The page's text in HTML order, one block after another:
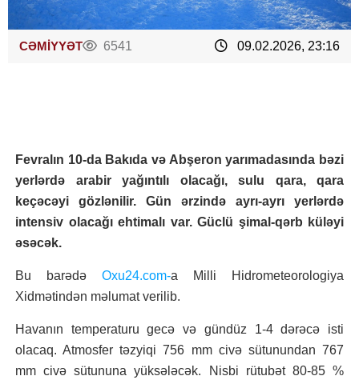
CƏMİYYƏT 6541 09.02.2026, 23:16
Fevralın 10-da Bakıda və Abşeron yarımadasında bəzi
yerlərdə arabir yağıntılı olacağı, sulu qara, qara
keçəcəyi gözlənilir. Gün ərzində ayrı-ayrı yerlərdə
intensiv olacağı ehtimalı var. Güclü şimal-qərb küləyi
əsəcək.
Bu barədə Oxu24.com-a Milli Hidrometeorologiya
Xidmətindən məlumat verilib.
Havanın temperaturu gecə və gündüz 1-4 dərəcə isti
olacaq. Atmosfer təzyiqi 756 mm civə sütunundan 767
mm civə sütununa yüksələcək. Nisbi rütubət 80-85 %